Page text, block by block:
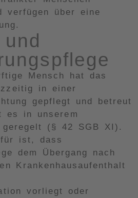
verfügen über eine
Mensch hat das
in einer
gepflegt und betreut
es in unserem
geregelt (§ 42 SGB XI).
ist, dass
dem Übergang nach
Krankenhausaufenthalt
vorliegt oder